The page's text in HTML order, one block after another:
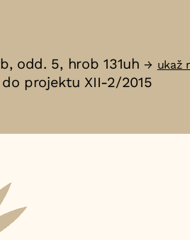
odd. 5, hrob 131uh→ ukaž
projektu XII-2/2015